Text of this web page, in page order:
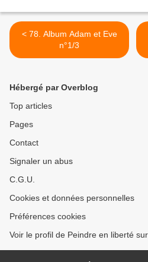
< 78. Album Adam et Eve
n°1/3
Hébergé par Overblog
Top articles
Pages
Contact
Signaler un abus
C.G.U.
Cookies et données personnelles
Préférences cookies
Voir le profil de Peindre en liberté